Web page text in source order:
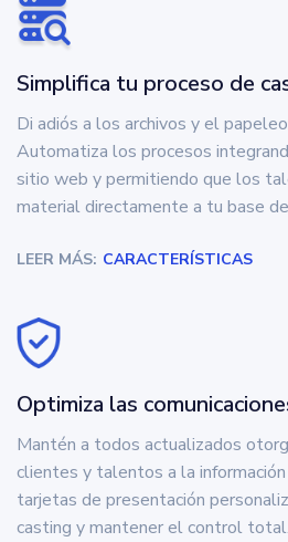
Simplifica tu proceso de
Di adiós a los archivos y el
Automatiza los procesos
sitio web y permitiendo que los
material directamente a tu base
LEER MÁS: CARACTERÍSTICAS
Optimiza las
Mantén a todos actualizados
clientes y talentos a la información
tarjetas de presentación
casting y mantener el control total.